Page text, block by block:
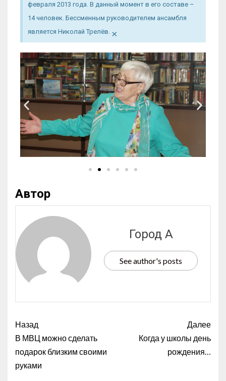
февраля 2013 года. В данный момент в его составе –
14 человек. Бессменным руководителем ансамбля
является Николай Трелёв. ×
Автор
Город А
See author's posts
Назад
В МВЦ можно сделать
подарок близким своими
руками
Далее
Когда у школы день
рождения…